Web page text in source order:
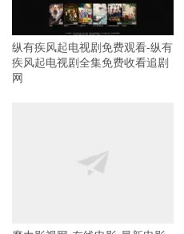
纵有疾风起电视剧免费观看-纵有
疾风起电视剧全集免费收看追剧
网